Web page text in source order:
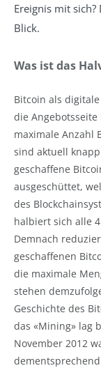
Ereignis mit
Blick.
Was ist das
Bitcoin als
die
maximale Anzahl
sind aktuell knapp
geschaffene
ausgeschüttet,
des
halbiert sich alle
Demnach
geschaffenen
die maximale
stehen
Geschichte des
das «Mining» lag
November 2012